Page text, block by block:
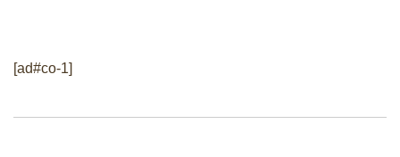
[ad#co-1]